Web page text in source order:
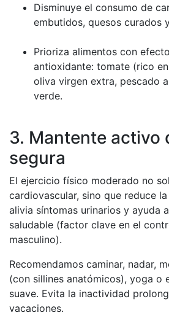
Disminuye el consumo de
embutidos, quesos curados
Prioriza alimentos con
antioxidante: tomate (rico
oliva virgen extra, pescado
verde.
3. Mantente activo
segura
El ejercicio físico moderado no
cardiovascular, sino que reduce
alivia síntomas urinarios y ayuda
saludable (factor clave en el
masculino).
Recomendamos caminar, nadar,
(con sillines anatómicos), yoga o
suave. Evita la inactividad
vacaciones.